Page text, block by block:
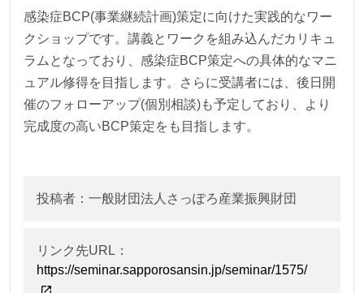
感染症BCP(事業継続計画)策定に向けた実践的なワー
クショップです。講義とワークを組み込んだカリキュ
ラムとなっており、感染症BCP策定への具体的なマニ
ュアル修得を目指します。さらに受講者には、後日開
催のフォローアップ(個別相談)も予定しており、より
完成度の高いBCP策定をも目指します。
投稿者：一般財団法人さっぽろ産業振興財団
リンク先URL：
https://seminar.sapporosansin.jp/seminar/1575/